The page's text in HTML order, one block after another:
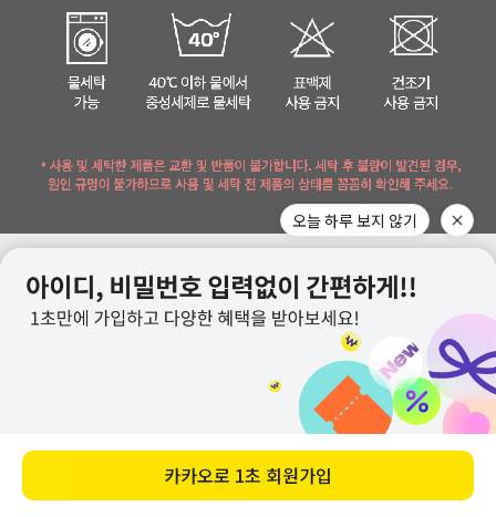
바로 구매하기
오늘 하루 보지 않기
카카오로 1초 회원가입